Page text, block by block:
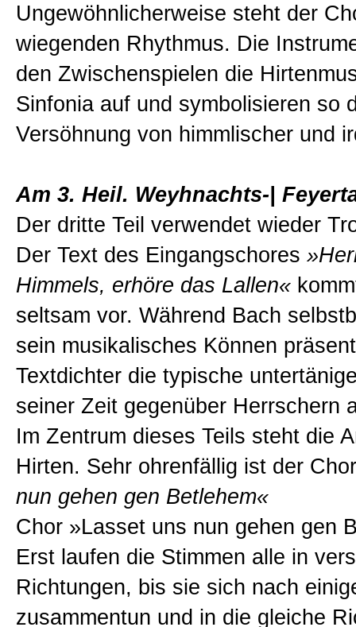
Ungewöhnlicherweise steht der
wiegenden Rhythmus. Die
den Zwischenspielen die
Sinfonia auf und symbolisieren so
Versöhnung von himmlischer und
Am 3. Heil. Weyhnachts-|
Der dritte Teil verwendet wieder
Der Text des Eingangschores
Himmels, erhöre das Lallen«
seltsam vor. Während Bach
sein musikalisches Können
Textdichter die typische
seiner Zeit gegenüber Herrschern
Im Zentrum dieses Teils steht die
Hirten. Sehr ohrenfällig ist der
nun gehen gen Betlehem«
Chor »Lasset uns nun gehen gen
Erst laufen die Stimmen alle in
Richtungen, bis sie sich nach
zusammentun und in die gleiche